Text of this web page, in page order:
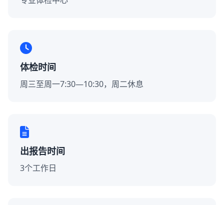
体检时间
周三至周一7:30—10:30，周二休息
出报告时间
3个工作日